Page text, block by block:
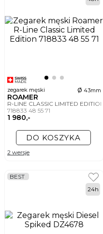
zegarek męski ø 43mm
ROAMER
R-LINE CLASSIC LIMITED EDITION
718833 48 55 71
1 980,-
DO KOSZYKA
2 wersje
BEST
24h